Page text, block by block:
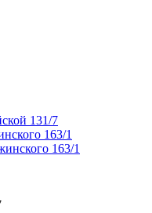
131/7
163/1
163/1